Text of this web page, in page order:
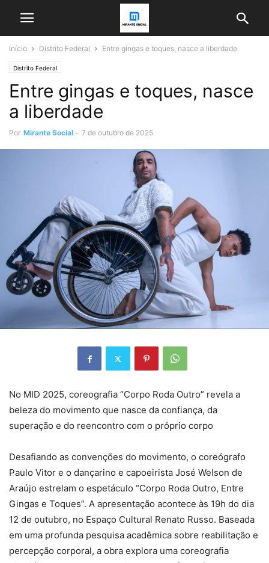
Início Distrito Federal Entre gingas e toques, nasce a liberdade
Distrito Federal
Entre gingas e toques, nasce
a liberdade
Por Mirante Social - 7 de outubro de 2025
No MID 2025, coreografia “Corpo Roda Outro” revela a
beleza do movimento que nasce da confiança, da
superação e do reencontro com o próprio corpo
Desafiando as convenções do movimento, o coreógrafo
Paulo Vitor e o dançarino e capoeirista José Welson de
Araújo estrelam o espetáculo “Corpo Roda Outro, Entre
Gingas e Toques”. A apresentação acontece às 19h do dia
12 de outubro, no Espaço Cultural Renato Russo. Baseada
em uma profunda pesquisa acadêmica sobre reabilitação e
percepção corporal, a obra explora uma coreografia